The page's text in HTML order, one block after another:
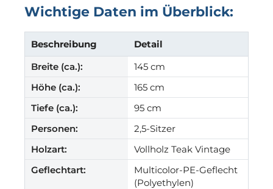
Wichtige Daten im Überblick:
Beschreibung
Detail
Breite (ca.):
145 cm
Höhe (ca.):
165 cm
Tiefe (ca.):
95 cm
Personen:
2,5-Sitzer
Holzart:
Vollholz Teak Vintage
Geflechtart:
Multicolor-PE-Geflecht
(Polyethylen)